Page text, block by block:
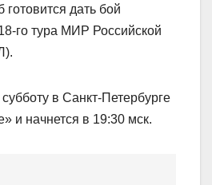
готовится дать бой
тура МИР Российской
в Санкт‑Петербурге
и начнется в 19:30 мск.